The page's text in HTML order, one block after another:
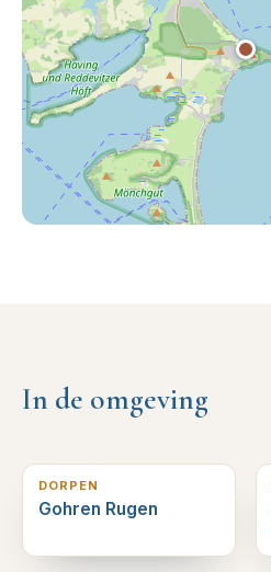
In de omgeving
DORPEN
Gohren Rugen
0 km verderop